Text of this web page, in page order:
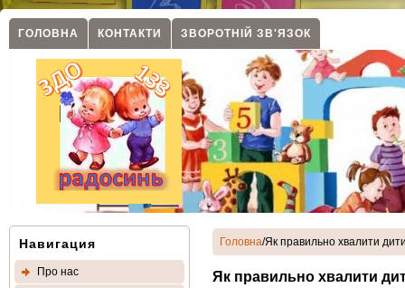
ГОЛОВНА КОНТАКТИ ЗВОРОТНIЙ ЗВ'ЯЗОК
Навигация
Про нас
Головна/Як правильно хвалити
Як правильно хвалити